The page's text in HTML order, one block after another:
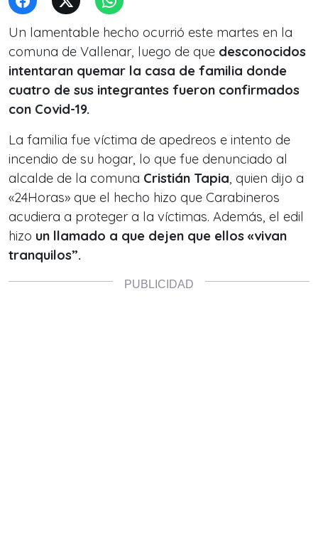
Un lamentable hecho ocurrió este martes en la
comuna de Vallenar, luego de que desconocidos
intentaran quemar la casa de familia donde
cuatro de sus integrantes fueron confirmados
con Covid-19.
La familia fue víctima de apedreos e intento de
incendio de su hogar, lo que fue denunciado al
alcalde de la comuna Cristián Tapia, quien dijo a
«24Horas» que el hecho hizo que Carabineros
acudiera a proteger a la víctimas. Además, el edil
hizo un llamado a que dejen que ellos «vivan
tranquilos”.